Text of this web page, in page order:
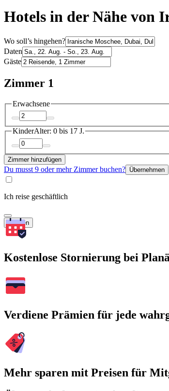
Hotels in der Nähe von
Wo soll’s hingehen?
Daten
Gäste
Zimmer 1
Erwachsene
KinderAlter: 0 bis 17 J.
Zimmer hinzufügen
Du musst 9 oder mehr Zimmer buchen? Übernehmen
Ich reise geschäftlich
Suchen
Kostenlose Stornierung bei
Verdiene Prämien für jede
Mehr sparen mit Preisen für